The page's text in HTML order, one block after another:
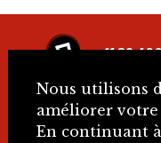
+41 32
Nous utilisons
améliorer
En continuant